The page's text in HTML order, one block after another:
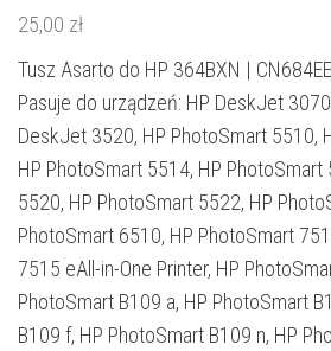
25,00 zł
Tusz Asarto do HP 364BXN |
Pasuje do urządzeń: HP DeskJet
DeskJet 3520, HP PhotoSmart 5510,
HP PhotoSmart 5514, HP
5520, HP PhotoSmart 5522, HP
PhotoSmart 6510, HP PhotoSmart
7515 eAll-in-One Printer, HP
PhotoSmart B109 a, HP PhotoSmart
B109 f, HP PhotoSmart B109 n, HP